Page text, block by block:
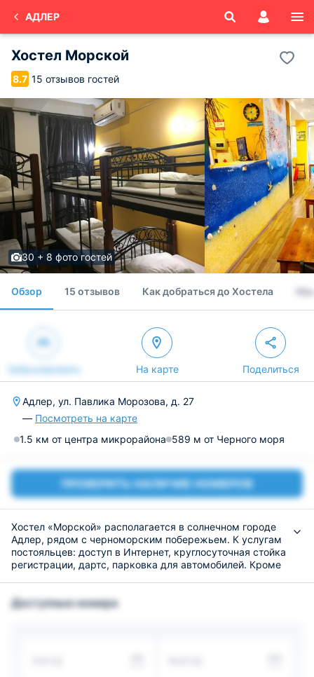
АДЛЕР
Хостел Морской
8.7 15 отзывов гостей
30 + 8 фото гостей
Обзор 15 отзывов Как добраться до Хостела
Забронировать На карте Поделиться
Адлер, ул. Павлика Морозова, д. 27
— Посмотреть на карте
1.5 км от центра микрорайона 589 м от Черного моря
ПРОВЕРИТЬ НАЛИЧИЕ НОМЕРОВ
Хостел «Морской» располагается в солнечном городе
Адлер, рядом с черноморским побережьем. К услугам
постояльцев: доступ в Интернет, круглосуточная стойка
регистрации, дартс, парковка для автомобилей. Кроме
индивидуальном стиле и оборудованных необходимой
Доступные номера